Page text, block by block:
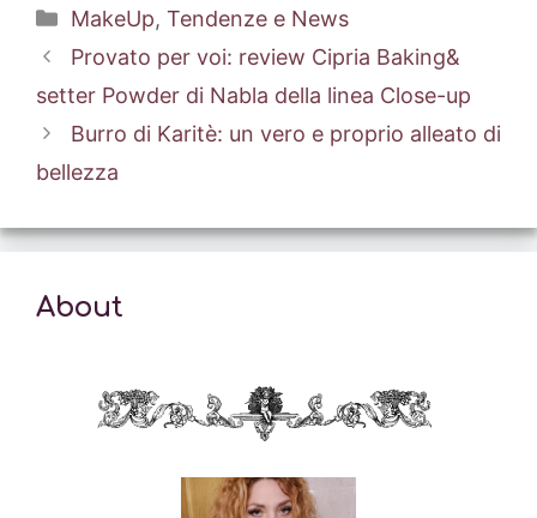
Categorie
MakeUp, Tendenze e News
Provato per voi: review Cipria Baking&
setter Powder di Nabla della linea Close-up
Burro di Karitè: un vero e proprio alleato di
bellezza
About